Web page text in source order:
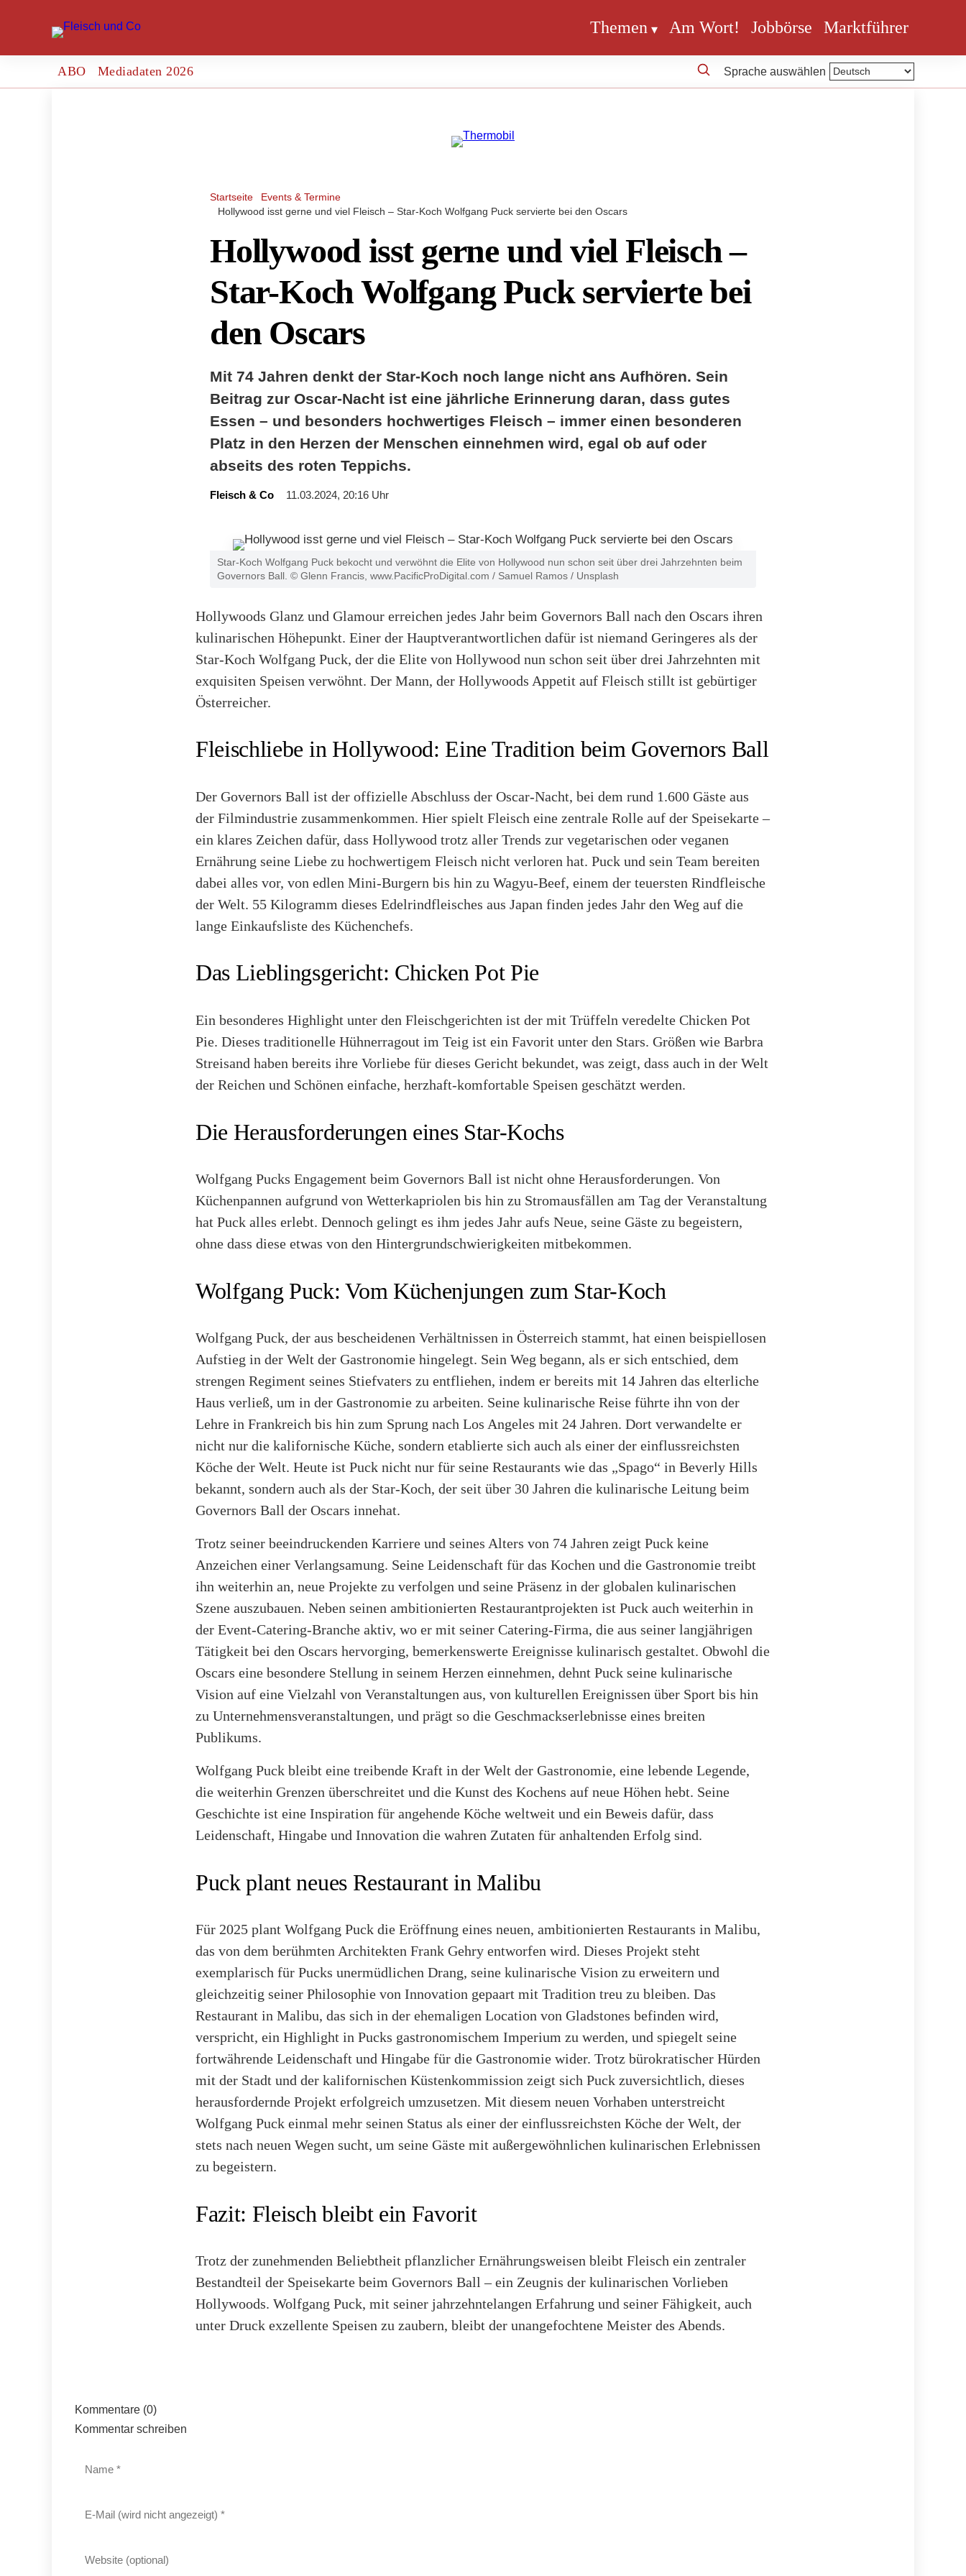
Themen Am Wort! Jobbörse Marktführer
ABO Mediadaten 2026 Sprache auswählen
Startseite
Events & Termine
Hollywood isst gerne und viel Fleisch – Star-Koch Wolfgang Puck servierte bei den Oscars
Hollywood isst gerne und viel Fleisch –
Star-Koch Wolfgang Puck servierte bei
den Oscars
Mit 74 Jahren denkt der Star-Koch noch lange nicht ans Aufhören. Sein
Beitrag zur Oscar-Nacht ist eine jährliche Erinnerung daran, dass gutes
Essen – und besonders hochwertiges Fleisch – immer einen besonderen
Platz in den Herzen der Menschen einnehmen wird, egal ob auf oder
abseits des roten Teppichs.
Fleisch & Co 11.03.2024, 20:16 Uhr
Star-Koch Wolfgang Puck bekocht und verwöhnt die Elite von Hollywood nun schon seit über drei Jahrzehnten beim
Governors Ball. © Glenn Francis, www.PacificProDigital.com / Samuel Ramos / Unsplash
Hollywoods Glanz und Glamour erreichen jedes Jahr beim Governors Ball nach den Oscars ihren
kulinarischen Höhepunkt. Einer der Hauptverantwortlichen dafür ist niemand Geringeres als der
Star-Koch Wolfgang Puck, der die Elite von Hollywood nun schon seit über drei Jahrzehnten mit
exquisiten Speisen verwöhnt. Der Mann, der Hollywoods Appetit auf Fleisch stillt ist gebürtiger
Österreicher.
Fleischliebe in Hollywood: Eine Tradition beim Governors Ball
Der Governors Ball ist der offizielle Abschluss der Oscar-Nacht, bei dem rund 1.600 Gäste aus
der Filmindustrie zusammenkommen. Hier spielt Fleisch eine zentrale Rolle auf der Speisekarte –
ein klares Zeichen dafür, dass Hollywood trotz aller Trends zur vegetarischen oder veganen
Ernährung seine Liebe zu hochwertigem Fleisch nicht verloren hat. Puck und sein Team bereiten
dabei alles vor, von edlen Mini-Burgern bis hin zu Wagyu-Beef, einem der teuersten Rindfleische
der Welt. 55 Kilogramm dieses Edelrindfleisches aus Japan finden jedes Jahr den Weg auf die
lange Einkaufsliste des Küchenchefs.
Das Lieblingsgericht: Chicken Pot Pie
Ein besonderes Highlight unter den Fleischgerichten ist der mit Trüffeln veredelte Chicken Pot
Pie. Dieses traditionelle Hühnerragout im Teig ist ein Favorit unter den Stars. Größen wie Barbra
Streisand haben bereits ihre Vorliebe für dieses Gericht bekundet, was zeigt, dass auch in der Welt
der Reichen und Schönen einfache, herzhaft-komfortable Speisen geschätzt werden.
Die Herausforderungen eines Star-Kochs
Wolfgang Pucks Engagement beim Governors Ball ist nicht ohne Herausforderungen. Von
Küchenpannen aufgrund von Wetterkapriolen bis hin zu Stromausfällen am Tag der Veranstaltung
hat Puck alles erlebt. Dennoch gelingt es ihm jedes Jahr aufs Neue, seine Gäste zu begeistern,
ohne dass diese etwas von den Hintergrundschwierigkeiten mitbekommen.
Wolfgang Puck: Vom Küchenjungen zum Star-Koch
Wolfgang Puck, der aus bescheidenen Verhältnissen in Österreich stammt, hat einen beispiellosen
Aufstieg in der Welt der Gastronomie hingelegt. Sein Weg begann, als er sich entschied, dem
strengen Regiment seines Stiefvaters zu entfliehen, indem er bereits mit 14 Jahren das elterliche
Haus verließ, um in der Gastronomie zu arbeiten. Seine kulinarische Reise führte ihn von der
Lehre in Frankreich bis hin zum Sprung nach Los Angeles mit 24 Jahren. Dort verwandelte er
nicht nur die kalifornische Küche, sondern etablierte sich auch als einer der einflussreichsten
Köche der Welt. Heute ist Puck nicht nur für seine Restaurants wie das „Spago“ in Beverly Hills
bekannt, sondern auch als der Star-Koch, der seit über 30 Jahren die kulinarische Leitung beim
Governors Ball der Oscars innehat.
Trotz seiner beeindruckenden Karriere und seines Alters von 74 Jahren zeigt Puck keine
Anzeichen einer Verlangsamung. Seine Leidenschaft für das Kochen und die Gastronomie treibt
ihn weiterhin an, neue Projekte zu verfolgen und seine Präsenz in der globalen kulinarischen
Szene auszubauen. Neben seinen ambitionierten Restaurantprojekten ist Puck auch weiterhin in
der Event-Catering-Branche aktiv, wo er mit seiner Catering-Firma, die aus seiner langjährigen
Tätigkeit bei den Oscars hervorging, bemerkenswerte Ereignisse kulinarisch gestaltet. Obwohl die
Oscars eine besondere Stellung in seinem Herzen einnehmen, dehnt Puck seine kulinarische
Vision auf eine Vielzahl von Veranstaltungen aus, von kulturellen Ereignissen über Sport bis hin
zu Unternehmensveranstaltungen, und prägt so die Geschmackserlebnisse eines breiten
Publikums.
Wolfgang Puck bleibt eine treibende Kraft in der Welt der Gastronomie, eine lebende Legende,
die weiterhin Grenzen überschreitet und die Kunst des Kochens auf neue Höhen hebt. Seine
Geschichte ist eine Inspiration für angehende Köche weltweit und ein Beweis dafür, dass
Leidenschaft, Hingabe und Innovation die wahren Zutaten für anhaltenden Erfolg sind.
Puck plant neues Restaurant in Malibu
Für 2025 plant Wolfgang Puck die Eröffnung eines neuen, ambitionierten Restaurants in Malibu,
das von dem berühmten Architekten Frank Gehry entworfen wird. Dieses Projekt steht
exemplarisch für Pucks unermüdlichen Drang, seine kulinarische Vision zu erweitern und
gleichzeitig seiner Philosophie von Innovation gepaart mit Tradition treu zu bleiben. Das
Restaurant in Malibu, das sich in der ehemaligen Location von Gladstones befinden wird,
verspricht, ein Highlight in Pucks gastronomischem Imperium zu werden, und spiegelt seine
fortwährende Leidenschaft und Hingabe für die Gastronomie wider. Trotz bürokratischer Hürden
mit der Stadt und der kalifornischen Küstenkommission zeigt sich Puck zuversichtlich, dieses
herausfordernde Projekt erfolgreich umzusetzen. Mit diesem neuen Vorhaben unterstreicht
Wolfgang Puck einmal mehr seinen Status als einer der einflussreichsten Köche der Welt, der
stets nach neuen Wegen sucht, um seine Gäste mit außergewöhnlichen kulinarischen Erlebnissen
zu begeistern.
Fazit: Fleisch bleibt ein Favorit
Trotz der zunehmenden Beliebtheit pflanzlicher Ernährungsweisen bleibt Fleisch ein zentraler
Bestandteil der Speisekarte beim Governors Ball – ein Zeugnis der kulinarischen Vorlieben
Hollywoods. Wolfgang Puck, mit seiner jahrzehntelangen Erfahrung und seiner Fähigkeit, auch
unter Druck exzellente Speisen zu zaubern, bleibt der unangefochtene Meister des Abends.
Kommentare (0)
Kommentar schreiben